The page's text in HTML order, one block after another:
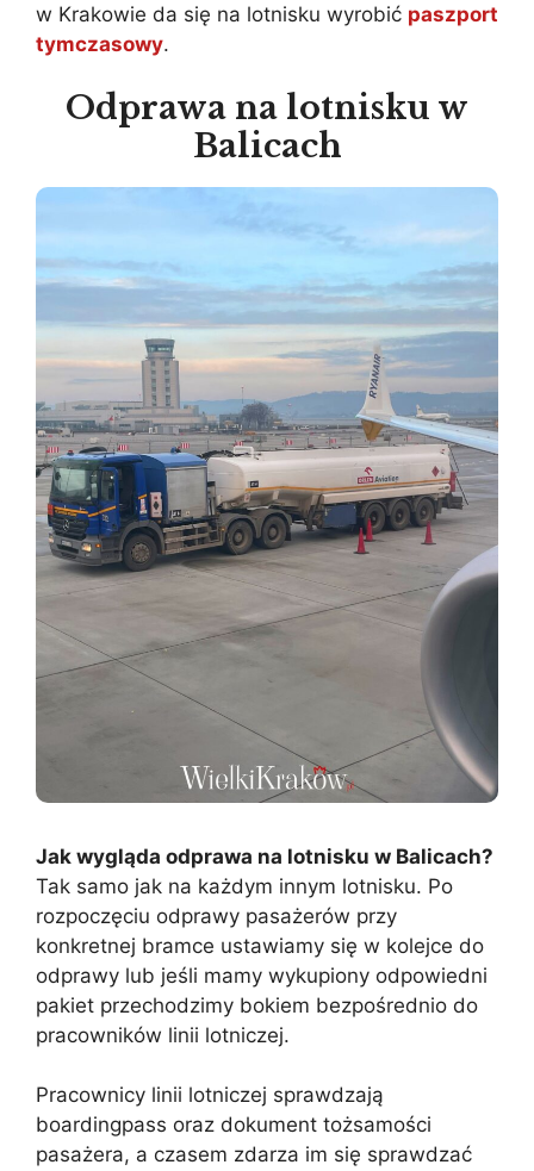
w Krakowie da się na lotnisku wyrobić paszport
tymczasowy.
Odprawa na lotnisku w
Balicach
Jak wygląda odprawa na lotnisku w Balicach?
Tak samo jak na każdym innym lotnisku. Po
rozpoczęciu odprawy pasażerów przy
konkretnej bramce ustawiamy się w kolejce do
odprawy lub jeśli mamy wykupiony odpowiedni
pakiet przechodzimy bokiem bezpośrednio do
pracowników linii lotniczej.
Pracownicy linii lotniczej sprawdzają
boardingpass oraz dokument tożsamości
pasażera, a czasem zdarza im się sprawdzać